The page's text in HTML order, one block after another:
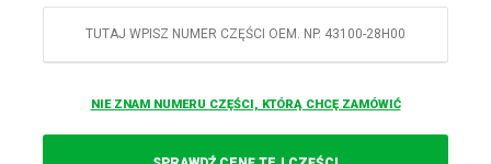
NIE ZNAM NUMERU CZĘŚCI, KTÓRĄ CHCĘ ZAMÓWIĆ